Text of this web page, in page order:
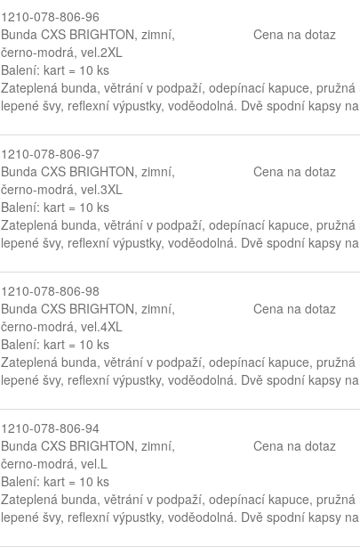
1210-078-806-96
Bunda CXS BRIGHTON, zimní,
černo-modrá, vel.2XL
Balení: kart = 10 ks
Cena na dotaz
Zateplená bunda, větrání v podpaží, odepínací kapuce,
lepené švy, reflexní výpustky, voděodolná. Dvě spodní kapsy
1210-078-806-97
Bunda CXS BRIGHTON, zimní,
černo-modrá, vel.3XL
Balení: kart = 10 ks
Cena na dotaz
Zateplená bunda, větrání v podpaží, odepínací kapuce,
lepené švy, reflexní výpustky, voděodolná. Dvě spodní kapsy
1210-078-806-98
Bunda CXS BRIGHTON, zimní,
černo-modrá, vel.4XL
Balení: kart = 10 ks
Cena na dotaz
Zateplená bunda, větrání v podpaží, odepínací kapuce,
lepené švy, reflexní výpustky, voděodolná. Dvě spodní kapsy
1210-078-806-94
Bunda CXS BRIGHTON, zimní,
černo-modrá, vel.L
Balení: kart = 10 ks
Cena na dotaz
Zateplená bunda, větrání v podpaží, odepínací kapuce,
lepené švy, reflexní výpustky, voděodolná. Dvě spodní kapsy